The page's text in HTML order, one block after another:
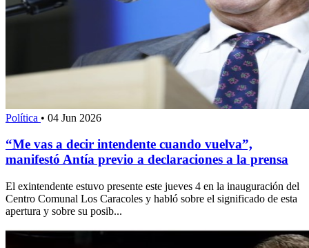
Política • 04 Jun 2026
“Me vas a decir intendente cuando vuelva”,
manifestó Antía previo a declaraciones a la prensa
El exintendente estuvo presente este jueves 4 en la inauguración del
Centro Comunal Los Caracoles y habló sobre el significado de esta
apertura y sobre su posib...